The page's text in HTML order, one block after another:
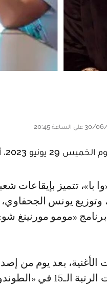
محمد آدم، بعنوان: «وا با».
وتوزيع يونس
«مومو مورنينغ
في «الطوندونس» المغربي.